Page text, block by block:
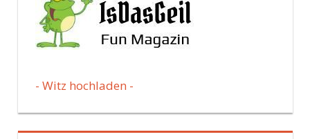
- Witz hochladen -